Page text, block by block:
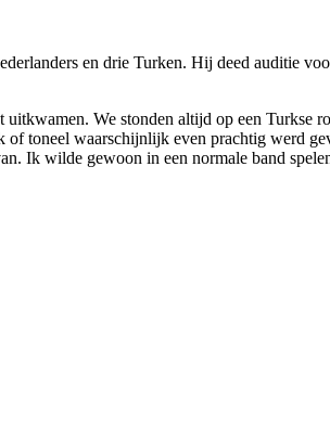
en drie Turken. Hij deed auditie
We stonden altijd op een Turkse
toneel waarschijnlijk even prachtig werd
Ik wilde gewoon in een normale band